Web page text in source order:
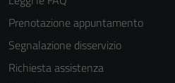
Prenotazione appuntamento
Segnalazione disservizio
Richiesta assistenza